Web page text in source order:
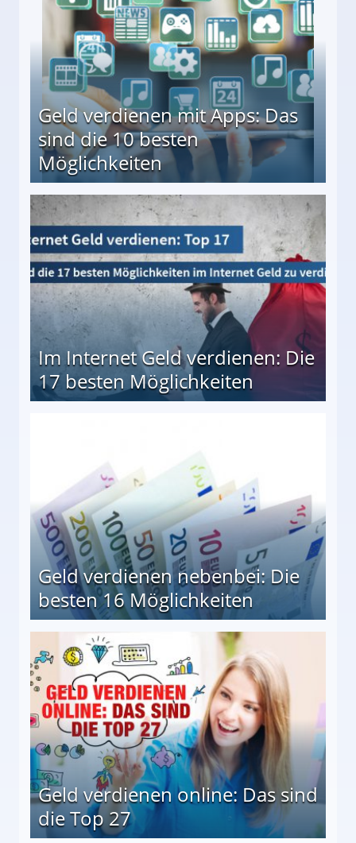
Geld verdienen mit Apps: Das
sind die 10 besten
Möglichkeiten
besten Möglichkeiten
Im Internet Geld verdienen: Die
17 besten Möglichkeiten
Geld verdienen nebenbei: Die
besten 16 Möglichkeiten
Geld verdienen online: Das sind
die Top 27